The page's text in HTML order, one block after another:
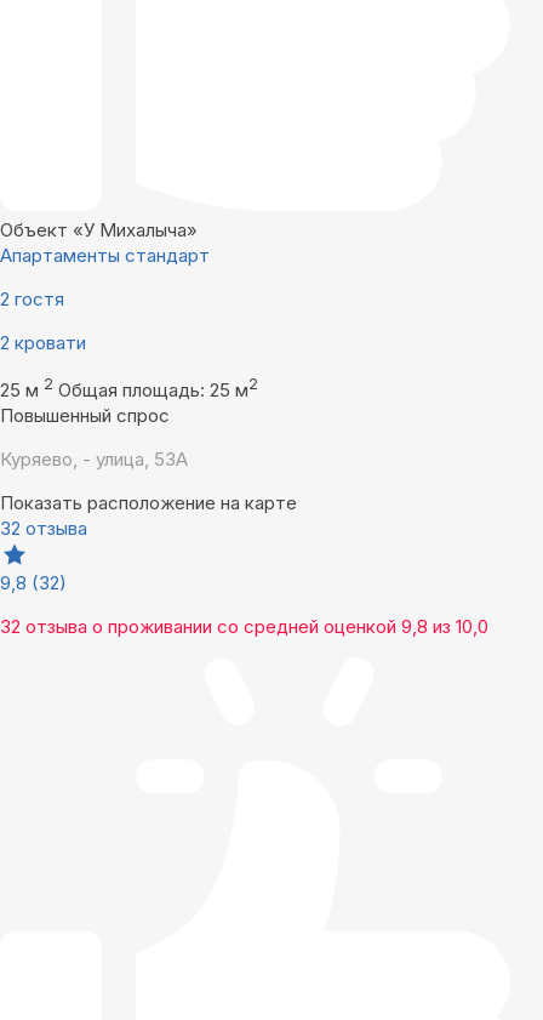
Объект «У Михалыча»
Апартаменты стандарт
2 гостя
2 кровати
25 м 2 Общая площадь: 25 м2
Повышенный спрос
Куряево, - улица, 53А
Показать расположение на карте
32 отзыва
9,8 (32)
32 отзыва о проживании со средней оценкой 9,8 из 10,0